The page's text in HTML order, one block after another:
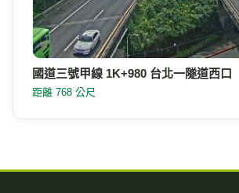
國道三號甲線 1K+980 台北一隧道西口
距離 768 公尺